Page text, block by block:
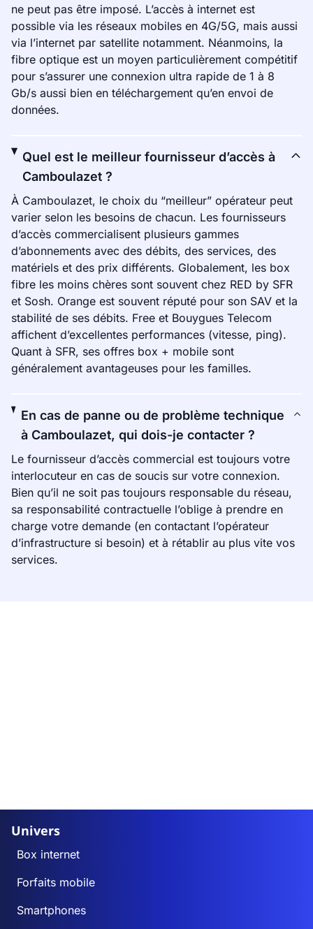
ne peut pas être imposé. L’accès à internet est
possible via les réseaux mobiles en 4G/5G, mais aussi
via l’internet par satellite notamment. Néanmoins, la
fibre optique est un moyen particulièrement compétitif
pour s’assurer une connexion ultra rapide de 1 à 8
Gb/s aussi bien en téléchargement qu’en envoi de
données.
Quel est le meilleur fournisseur d’accès à
Camboulazet ?
À Camboulazet, le choix du “meilleur” opérateur peut
varier selon les besoins de chacun. Les fournisseurs
d’accès commercialisent plusieurs gammes
d’abonnements avec des débits, des services, des
matériels et des prix différents. Globalement, les box
fibre les moins chères sont souvent chez RED by SFR
et Sosh. Orange est souvent réputé pour son SAV et la
stabilité de ses débits. Free et Bouygues Telecom
affichent d’excellentes performances (vitesse, ping).
Quant à SFR, ses offres box + mobile sont
généralement avantageuses pour les familles.
En cas de panne ou de problème technique
à Camboulazet, qui dois-je contacter ?
Le fournisseur d’accès commercial est toujours votre
interlocuteur en cas de soucis sur votre connexion.
Bien qu’il ne soit pas toujours responsable du réseau,
sa responsabilité contractuelle l’oblige à prendre en
charge votre demande (en contactant l’opérateur
d’infrastructure si besoin) et à rétablir au plus vite vos
services.
Univers
Box internet
Forfaits mobile
Smartphones